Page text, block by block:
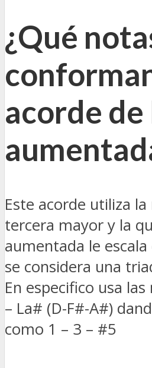
¿Qué
acorde de
Este acorde utiliza
tercera mayor y la
aumentada le escala
se considera una
En especifico usa las
– La# (D-F#-A#)
como 1 – 3 – #5